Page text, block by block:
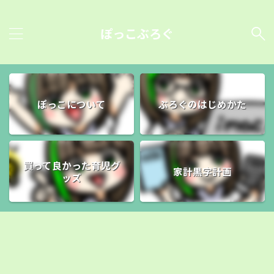
ぽっこぶろぐ
ぽっこについて ぶろぐのはじめかた
買って良かった育児グ
ッズ
家計黒字計画